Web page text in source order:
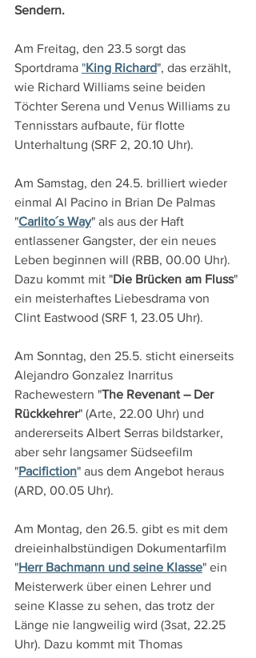
Sendern.
Am Freitag, den 23.5 sorgt das
Sportdrama "King Richard", das erzählt,
wie Richard Williams seine beiden
Töchter Serena und Venus Williams zu
Tennisstars aufbaute, für flotte
Unterhaltung (SRF 2, 20.10 Uhr).
Am Samstag, den 24.5. brilliert wieder
einmal Al Pacino in Brian De Palmas
"Carlito´s Way" als aus der Haft
entlassener Gangster, der ein neues
Leben beginnen will (RBB, 00.00 Uhr).
Dazu kommt mit "Die Brücken am Fluss"
ein meisterhaftes Liebesdrama von
Clint Eastwood (SRF 1, 23.05 Uhr).
Am Sonntag, den 25.5. sticht einerseits
Alejandro Gonzalez Inarritus
Rachewestern "The Revenant – Der
Rückkehrer" (Arte, 22.00 Uhr) und
andererseits Albert Serras bildstarker,
aber sehr langsamer Südseefilm
"Pacifiction" aus dem Angebot heraus
(ARD, 00.05 Uhr).
Am Montag, den 26.5. gibt es mit dem
dreieinhalbstündigen Dokumentarfilm
"Herr Bachmann und seine Klasse" ein
Meisterwerk über einen Lehrer und
seine Klasse zu sehen, das trotz der
Länge nie langweilig wird (3sat, 22.25
Uhr). Dazu kommt mit Thomas